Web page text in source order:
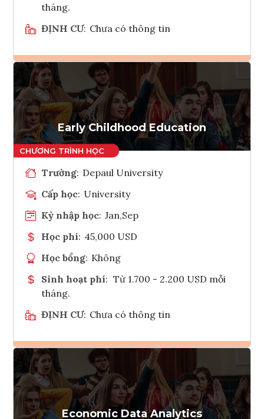
tháng.
ĐỊNH CƯ: Chưa có thông tin
Ghi danh
Tham vấn Interlink
Early Childhood Education
Trường: Depaul University
Cấp học: University
Kỳ nhập học: Jan,Sep
Học phí: 45,000 USD
Học bổng: Không
Sinh hoạt phí: Từ 1.700 - 2.200 USD mỗi
tháng.
ĐỊNH CƯ: Chưa có thông tin
Ghi danh
Tham vấn Interlink
Economic Data Analytics